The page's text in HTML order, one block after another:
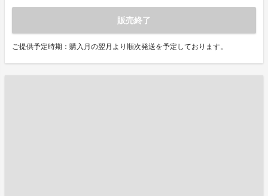
販売終了
ご提供予定時期：購入月の翌月より順次発送を予定しております。